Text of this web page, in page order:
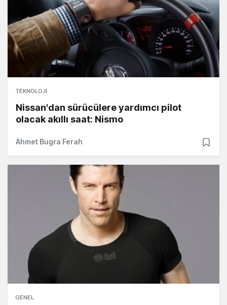
TEKNOLOJI
Nissan'dan sürücülere yardımcı pilot
olacak akıllı saat: Nismo
Ahmet Bugra Ferah
GENEL